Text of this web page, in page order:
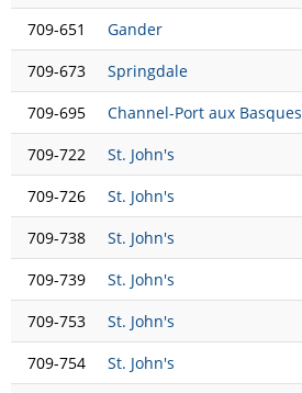
709-651
Gander
709-673
Springdale
709-695
Channel-Port aux Basques
709-722
St. John's
709-726
St. John's
709-738
St. John's
709-739
St. John's
709-753
St. John's
709-754
St. John's